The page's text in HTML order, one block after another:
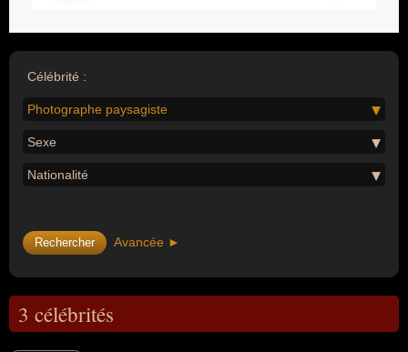
Célébrité :
Photographe paysagiste
Sexe
Nationalité
Avancée ►
3 célébrités